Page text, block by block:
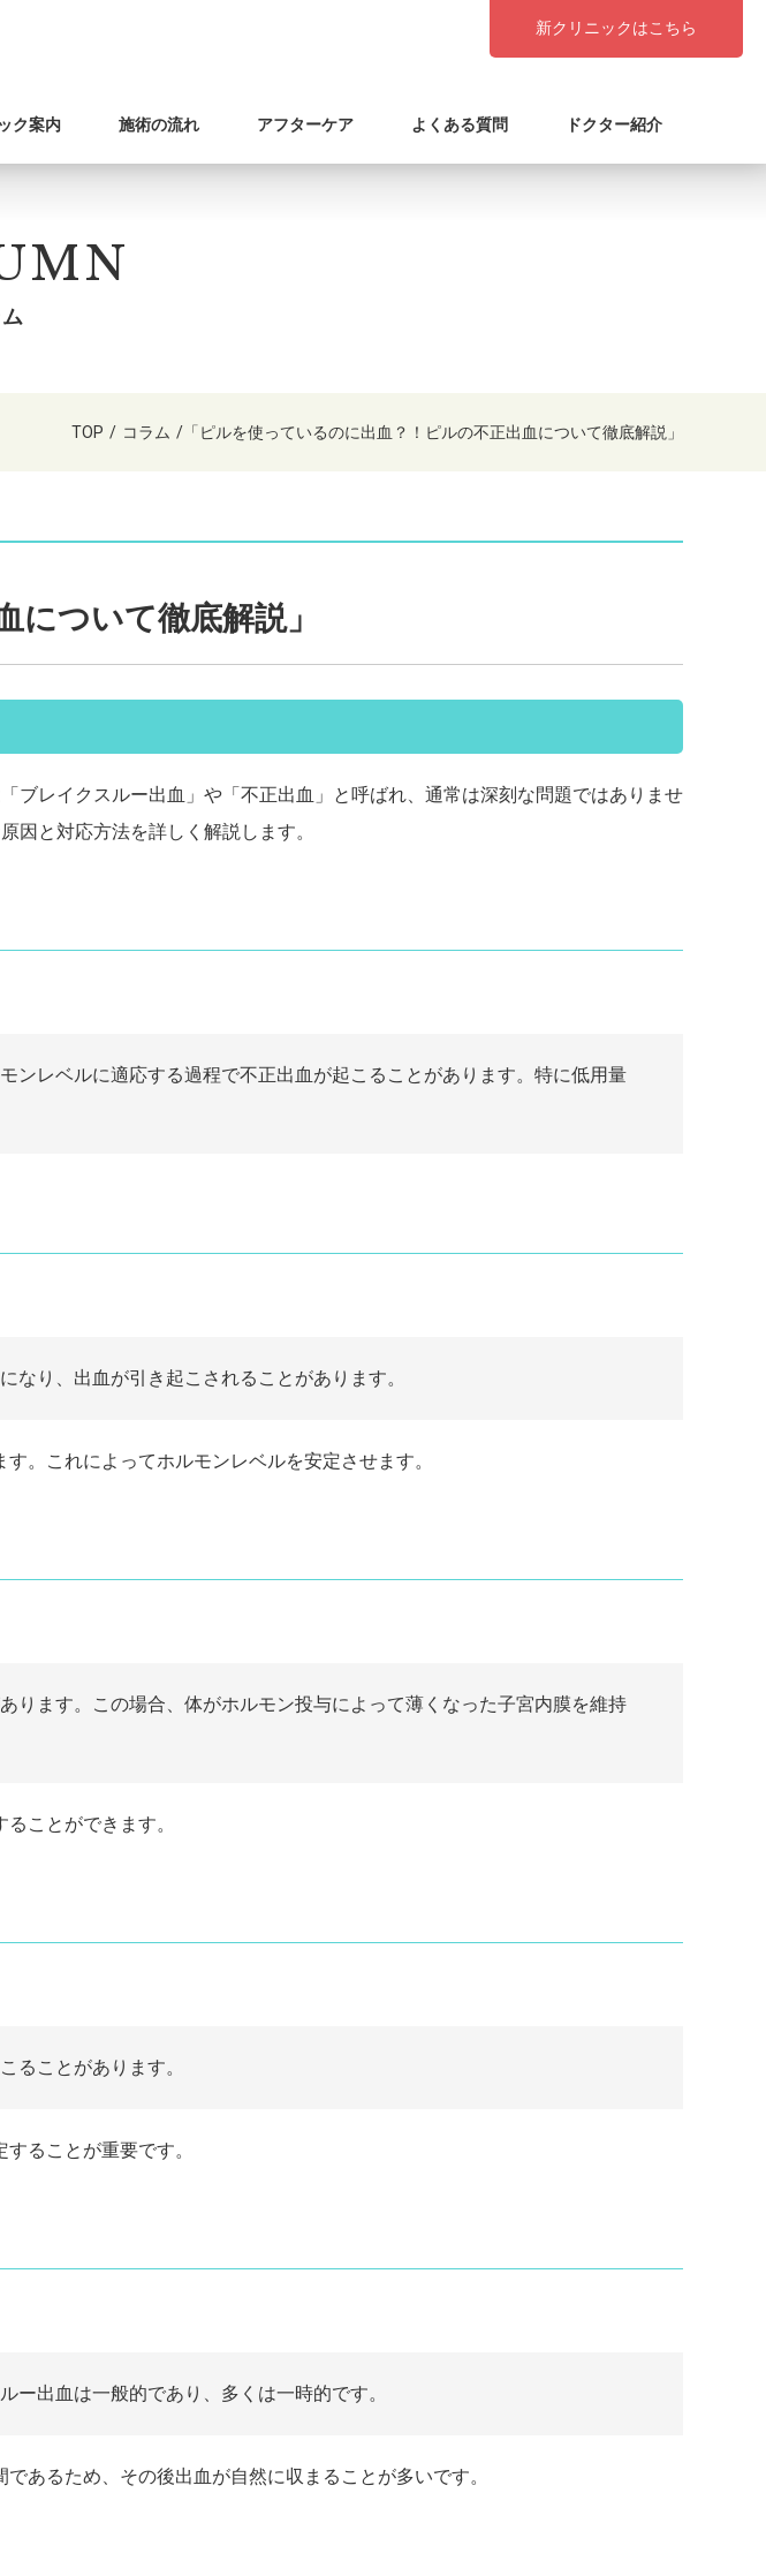
新クリニックはこちら
ク案内 施術の流れ アフターケア よくある質問 ドクター紹介
TOP / コラム / 「ピルを使っているのに出血？！ピルの不正出血について徹底解説」
について徹底解説」
ブレイクスルー出血」や「不正出血」と呼ばれ、通常は深刻な問題ではありませ
因と対応方法を詳しく解説します。
ンレベルに適応する過程で不正出血が起こることがあります。特に低用量
り、出血が引き起こされることがあります。
。これによってホルモンレベルを安定させます。
ります。この場合、体がホルモン投与によって薄くなった子宮内膜を維持
ことができます。
ることがあります。
ることが重要です。
出血は一般的であり、多くは一時的です。
あるため、その後出血が自然に収まることが多いです。